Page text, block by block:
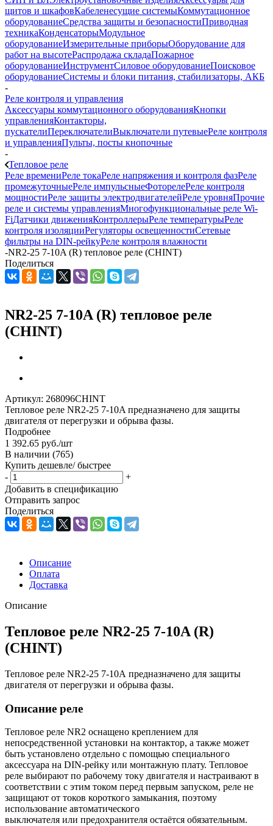
щитов и шкафовКабеленесущие системыКоммутационное
оборудованиеСредства защиты и безопасностиПриводная
техникаКонденсаторыМодульное
оборудованиеИзмерительные приборыОборудование для
работ на высотеРаспродажа складаПожарное
оборудованиеИнструментСиловое оборудованиеПоисковое
оборудованиеСистемы и блоки питания, стабилизаторы, АКБ
-
Реле контроля и управления
Аксессуары коммутационного оборудованияКнопки
управленияКонтакторы,
пускателиПереключателиВыключатели путевыеРеле контроля
и управленияПульты, посты кнопочные
-
Тепловое реле
Реле времениРеле токаРеле напряжения и контроля фазРеле
промежуточныеРеле импульсныеФоторелеРеле контроля
мощностиРеле защиты электродвигателейРеле уровняПрочие
реле и системы управленияМногофункциональные реле Wi-
FiДатчики движенияКонтроллерыРеле температурыРеле
контроля изоляцииРегуляторы освещенностиСетевые
фильтры на DIN-рейкуРеле контроля влажности
-NR2-25 7-10A (R) тепловое реле (CHINT)
Поделиться
NR2-25 7-10A (R) тепловое реле
(CHINT)
Артикул: 268096CHINT
Тепловое реле NR2-25 7-10A предназначено для защиты
двигателя от перегрузки и обрыва фазы.
Подробнее
1 392.65 руб./шт
В наличии (765)
Купить дешевле/ быстрее
-
+
Добавить в спецификацию
Отправить запрос
Поделиться
Описание
Оплата
Доставка
Описание
Тепловое реле NR2-25 7-10A (R)
(CHINT)
Тепловое реле NR2-25 7-10A предназначено для защиты
двигателя от перегрузки и обрыва фазы.
Описание реле
Тепловое реле NR2 оснащено креплением для
непосредственной установки на контактор, а также может
быть установлено отдельно с помощью специального
аксессуара на DIN-рейку или монтажную плату. Тепловое
реле выбирают по рабочему току двигателя и настраивают в
соответствии с этим током перед первым запуском, реле не
защищают от токов короткого замыкания, поэтому
использование автоматического
выключателя или предохранителя остаётся обязательным.